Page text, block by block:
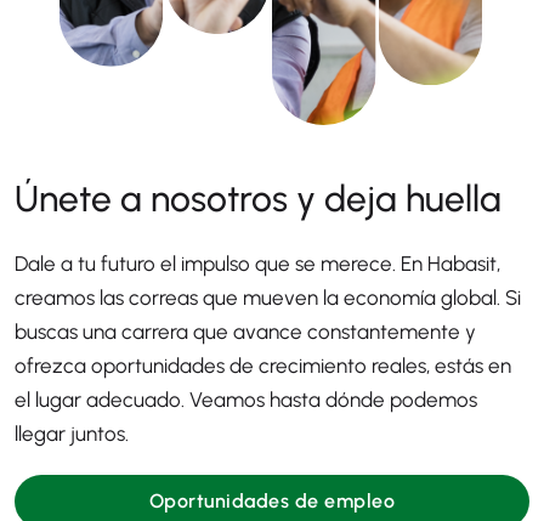
Únete a nosotros y deja huella
Dale a tu futuro el impulso que se merece. En Habasit,
creamos las correas que mueven la economía global. Si
buscas una carrera que avance constantemente y
ofrezca oportunidades de crecimiento reales, estás en
el lugar adecuado. Veamos hasta dónde podemos
llegar juntos.
Oportunidades de empleo